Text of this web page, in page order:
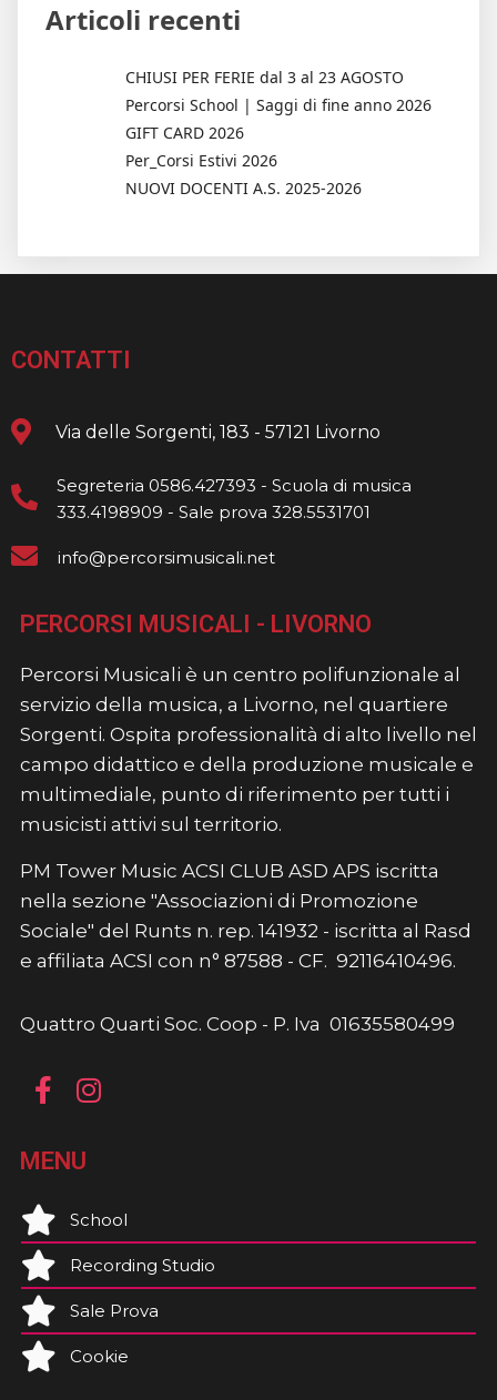
Musicali"
Articoli recenti
CHIUSI PER FERIE dal 3 al 23 AGOSTO
Percorsi School | Saggi di fine anno 2026
GIFT CARD 2026
Per_Corsi Estivi 2026
NUOVI DOCENTI A.S. 2025-2026
CONTATTI
Via delle Sorgenti, 183 - 57121 Livorno
Segreteria 0586.427393 - Scuola di musica
333.4198909 - Sale prova 328.5531701
info@percorsimusicali.net
PERCORSI MUSICALI - LIVORNO
Percorsi Musicali è un centro polifunzionale al
servizio della musica, a Livorno, nel quartiere
Sorgenti. Ospita professionalità di alto livello nel
campo didattico e della produzione musicale e
multimediale, punto di riferimento per tutti i
musicisti attivi sul territorio.
PM Tower Music ACSI CLUB ASD APS iscritta
nella sezione "Associazioni di Promozione
Sociale" del Runts n. rep. 141932 - iscritta al Rasd
e affiliata ACSI con n° 87588 - CF. 92116410496.
Quattro Quarti Soc. Coop - P. Iva 01635580499
MENU
School
Recording Studio
Sale Prova
Cookie